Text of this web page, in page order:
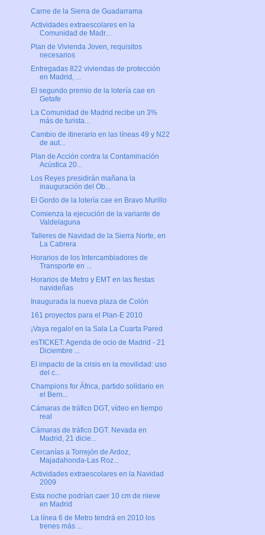
Carne de la Sierra de Guadarrama
Actividades extraescolares en la
Comunidad de Madr...
Plan de Vivienda Joven, requisitos
necesarios
Entregadas 822 viviendas de protección
en Madrid, ...
El segundo premio de la lotería cae en
Getafe
La Comunidad de Madrid recibe un 3%
más de turista...
Cambio de itinerario en las líneas 49 y N22
de aut...
Plan de Acción contra la Contaminación
Acústica 20...
Los Reyes presidirán mañana la
inauguración del Ob...
El Gordo de la lotería cae en Bravo Murillo
Comienza la ejecución de la variante de
Valdelaguna
Talleres de Navidad de la Sierra Norte, en
La Cabrera
Horarios de los Intercambiadores de
Transporte en ...
Horarios de Metro y EMT en las fiestas
navideñas
Inaugurada la nueva plaza de Colón
161 proyectos para el Plan-E 2010
¡Vaya regalo! en la Sala La Cuarta Pared
esTICKET: Agenda de ocio de Madrid - 21
Diciembre ...
El impacto de la crisis en la movilidad: uso
del c...
Champions for África, partido solidario en
el Bern...
Cámaras de tráfico DGT, vídeo en tiempo
real
Cámaras de tráfico DGT. Nevada en
Madrid, 21 dicie...
Cercanías a Torrejón de Ardoz,
Majadahonda-Las Roz...
Actividades extraescolares en la Navidad
2009
Esta noche podrían caer 10 cm de nieve
en Madrid
La línea 6 de Metro tendrá en 2010 los
trenes más ...